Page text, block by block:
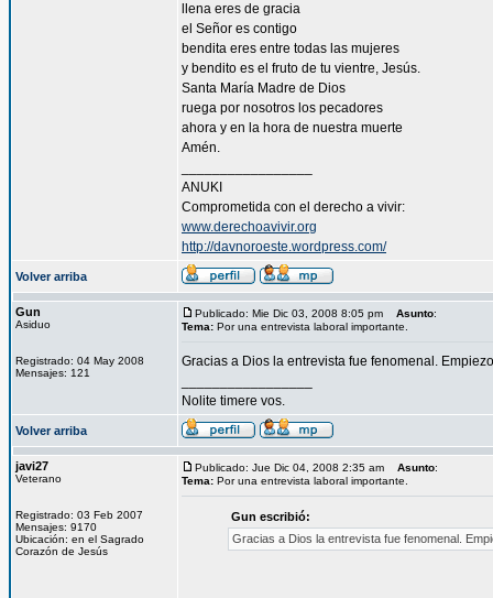
llena eres de gracia
el Señor es contigo
bendita eres entre todas las mujeres
y bendito es el fruto de tu vientre, Jesús.
Santa María Madre de Dios
ruega por nosotros los pecadores
ahora y en la hora de nuestra muerte
Amén.
ANUKI
Comprometida con el derecho a vivir:
www.derechoavivir.org
http://davnoroeste.wordpress.com/
Volver arriba
Gun
Asiduo
Registrado: 04 May 2008
Mensajes: 121
Publicado: Mie Dic 03, 2008 8:05 pm Asunto:
Tema: Por una entrevista laboral importante.
Gracias a Dios la entrevista fue fenomenal.
Nolite timere vos.
Volver arriba
javi27
Veterano
Registrado: 03 Feb 2007
Mensajes: 9170
Ubicación: en el Sagrado
Corazón de Jesús
Publicado: Jue Dic 04, 2008 2:35 am Asunto:
Tema: Por una entrevista laboral importante.
Gun escribió:
Gracias a Dios la entrevista fue fenomenal.